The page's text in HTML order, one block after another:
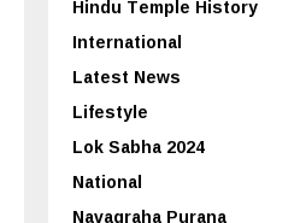
Hindu Temple History
International
Latest News
Lifestyle
Lok Sabha 2024
National
Navagraha Purana